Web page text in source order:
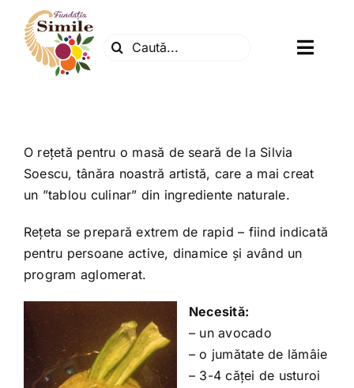
content
Search
Centrul natura
Articole
Dr. Soescu
Evenimente
Shop
O rețetă pentru o masă de seară de la Silvia
Soescu, tânăra noastră artistă, care a mai creat
un ”tablou culinar” din ingrediente naturale.
Rețeta se prepară extrem de rapid – fiind indicată
pentru persoane active, dinamice și având un
program aglomerat.
Necesită:
– un avocado
– o jumătate de lămâie
– 3-4 căței de usturoi